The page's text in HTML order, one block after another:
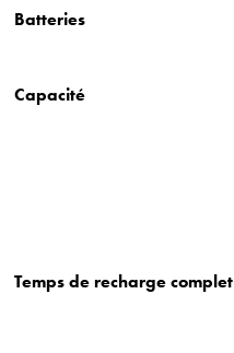
Batteries
Capacité
Temps de recharge complet